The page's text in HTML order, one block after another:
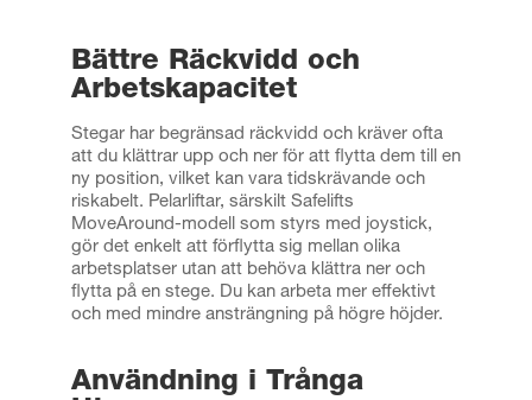
Bättre Räckvidd och
Arbetskapacitet
Stegar har begränsad räckvidd och kräver ofta
att du klättrar upp och ner för att flytta dem till en
ny position, vilket kan vara tidskrävande och
riskabelt. Pelarliftar, särskilt Safelifts
MoveAround-modell som styrs med joystick,
gör det enkelt att förflytta sig mellan olika
arbetsplatser utan att behöva klättra ner och
flytta på en stege. Du kan arbeta mer effektivt
och med mindre ansträngning på högre höjder.
Användning i Trånga